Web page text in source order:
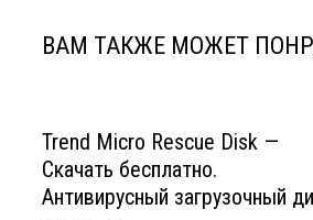
ВАМ ТАКЖЕ МОЖЕТ
Trend Micro Rescue Disk —
Скачать бесплатно.
Антивирусный загрузочный